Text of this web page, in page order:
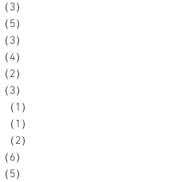
（3）
（5）
（3）
（4）
（2）
（3）
（1）
（1）
（2）
（6）
（5）